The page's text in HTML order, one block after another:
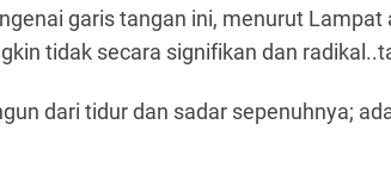
garis tangan ini, menurut
tidak secara signifikan dan
dari tidur dan sadar sepenuhnya;